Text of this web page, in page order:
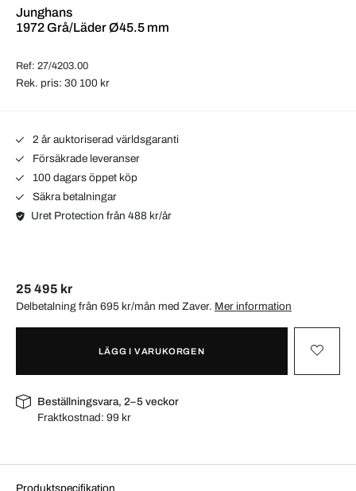
Junghans
1972 Grå/Läder Ø45.5 mm
Ref: 27/4203.00
Rek. pris: 30 100 kr
2 år auktoriserad världsgaranti
Försäkrade leveranser
100 dagars öppet köp
Säkra betalningar
Uret Protection från 488 kr/år
25 495 kr
Delbetalning från 695 kr/mån med Zaver. Mer information
LÄGG I VARUKORGEN
Beställningsvara, 2–5 veckor
Fraktkostnad:99 kr
Produktspecifikation